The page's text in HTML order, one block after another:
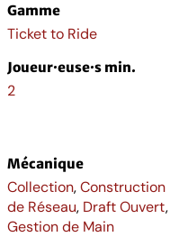
Gamme
Ticket to Ride
Joueur·euse·s min.
2
Mécanique
Collection,Construction
de Réseau, Draft Ouvert,
Gestion de Main